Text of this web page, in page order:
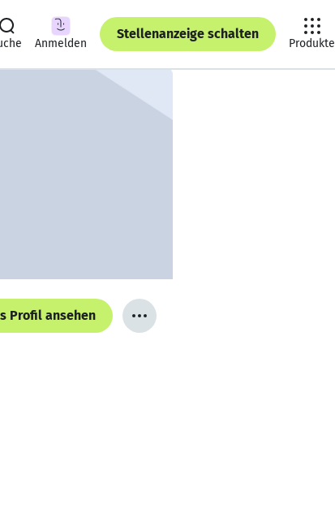
Anmelden
Stellenanzeige schalten
Produkte
Profil ansehen